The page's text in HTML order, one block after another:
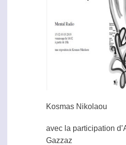
Kosmas Nikolaou
avec la participation
Gazzaz